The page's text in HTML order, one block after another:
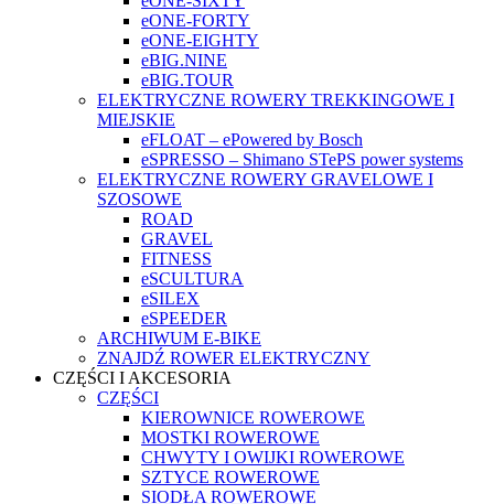
eONE-FORTY
eONE-EIGHTY
eBIG.NINE
eBIG.TOUR
ELEKTRYCZNE ROWERY TREKKINGOWE I
MIEJSKIE
eFLOAT – ePowered by Bosch
eSPRESSO – Shimano STePS power systems
ELEKTRYCZNE ROWERY GRAVELOWE I
SZOSOWE
ROAD
GRAVEL
FITNESS
eSCULTURA
eSILEX
eSPEEDER
ARCHIWUM E-BIKE
ZNAJDŹ ROWER ELEKTRYCZNY
CZĘŚCI I AKCESORIA
CZĘŚCI
KIEROWNICE ROWEROWE
MOSTKI ROWEROWE
CHWYTY I OWIJKI ROWEROWE
SZTYCE ROWEROWE
SIODŁA ROWEROWE